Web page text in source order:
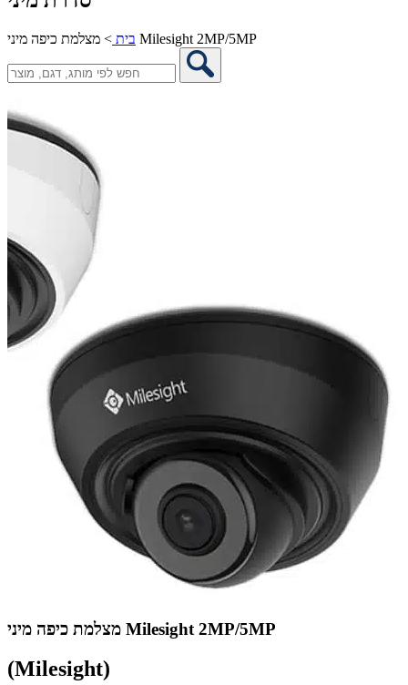
בית > מצלמת כיפה מיני Milesight 2MP/5MP
מצלמת כיפה מיני Milesight 2MP/5MP
(Milesight)